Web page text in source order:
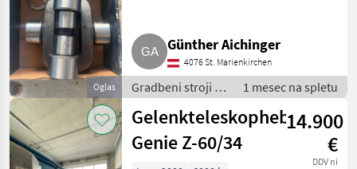
Oglas
Günther Aichinger
4076 St. Marienkirchen
Gradbeni stroji /
Teleskopski
nakladalniki
1 mesec na spletu
Gelenkteleskophebebühne
Genie Z-60/34
14.900
€
DDV ni